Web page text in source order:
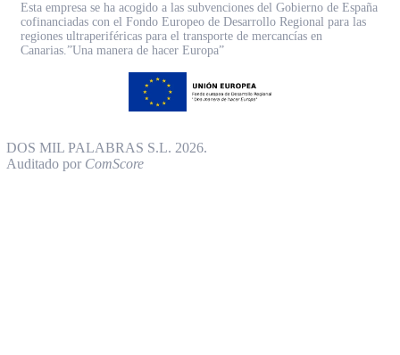
Esta empresa se ha acogido a las subvenciones del Gobierno de España
cofinanciadas con el Fondo Europeo de Desarrollo Regional para las
regiones ultraperiféricas para el transporte de mercancías en
Canarias.”Una manera de hacer Europa”
DOS MIL PALABRAS S.L. 2026.
Auditado por ComScore